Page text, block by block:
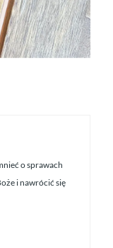
o sprawach
i nawrócić się